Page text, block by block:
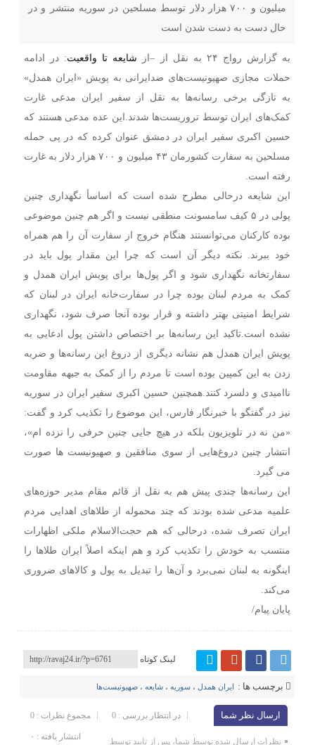
میلیون و ۷۰۰ هزار دلار توسط مسلحین در سوریه منتشر و در
حال دست به دست شدن است
به گزارش رواج ۲۴ به نقل از – از شایعه تا واقعیت: در ادامه
حملات مجازی صهیونیست‌های ضدایرانی به پویش «ایران همدل»
به تازگی برخی رسانه‌ها به نقل از سفیر ایران مدعی غارت
کمک‌های ایران توسط تروریست‌ها شدند‌. این عده مدعی هستند که
حسین اکبری سفیر ایران در دمشق عنوان کرده که در پی حمله
مسلحین به سفارت کشورمان ۴۳ میلیون و ۷۰۰ هزار دلار به غارت
رفته است.
این شایعه درحالی مطرح شده است که اساسأ نگهداری چنین
پولی در ۵ کیف سامسونت منطقی نیست و اگر هم چنین موضوعی
بوده کارکنان می‌توانستند هنگام خروج از سفارت آن را هم همراه
خود ببرند.
نکته دیگر آن است که چرا این مقدار پول باید در
سفارتخانه نگهداری شود و اگر پول‌ها برای پویش ایران همدل و
کمک به مردم لبنان بوده چرا در سفارت‌خانه ایران در لبنان که
شرایط امنیتی بهتر داشته و قرار بوده آنجا صرف شود، نگهداری
نشده است. تاکید این رسانه‌ها بر اختصاص داشتن پول ادعایی به
پویش ایران همدل هم نشانه دیگری از دروغ این رسانه‌ها و ضربه
زدن به این کمپین بوده است تا مردم را از کمک به جبهه مقاومت
ناامیدی و دلسرد کنند.همچنین حسین اکبری سفیر ایران در سوریه
نیز در گفتگو با خبرنگار فارس، این موضوع را تکذیب کرد و گفت:
«من نه در تلویزیون بلکه در هیچ جایی چنین حرفی را نزده ام»،
انتشار چنین دروغ‌هایی از سوی منافقین و صهیونیست ها صورت
می گیرد.
این رسانه‌ها چندی پیش هم به نقل از قائم مقام مدیر حوزه‌های
علمیه مدعی شده بودند که چند محموله از طلاهای اهدایی مردم
ایران تصرف شده، درحالی که هم حجت‌الاسلام ملکی اظهارات
منتسب به خودش را تکذیب کرد و هم اینکه اصلاً ایران طلاها را
اینگونه به لبنان نمی‌برد و آن‌ها را تبدیل به پول و کالاهای ضروری
می‌کند.
پایان پیام/
لینک کوتاه
برچسب ها : ایران همدل ،سوریه ،شایعه ،صهیونیست‌ها
ارسال نظر شما مجموع نظرات : 0 در انتظار بررسی : 0
انتشار یافته : ۰ نظرات ارسال شده توسط شما، پس از تایید توسط